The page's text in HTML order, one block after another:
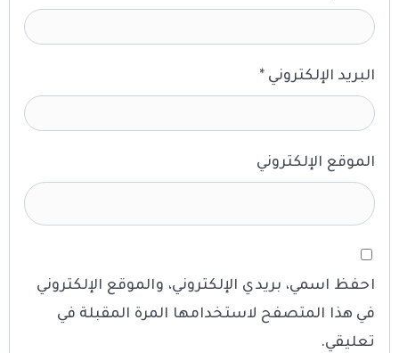
البريد الإلكتروني *
الموقع الإلكتروني
احفظ اسمي، بريدي الإلكتروني، والموقع الإلكتروني
في هذا المتصفح لاستخدامها المرة المقبلة في
تعليقي.